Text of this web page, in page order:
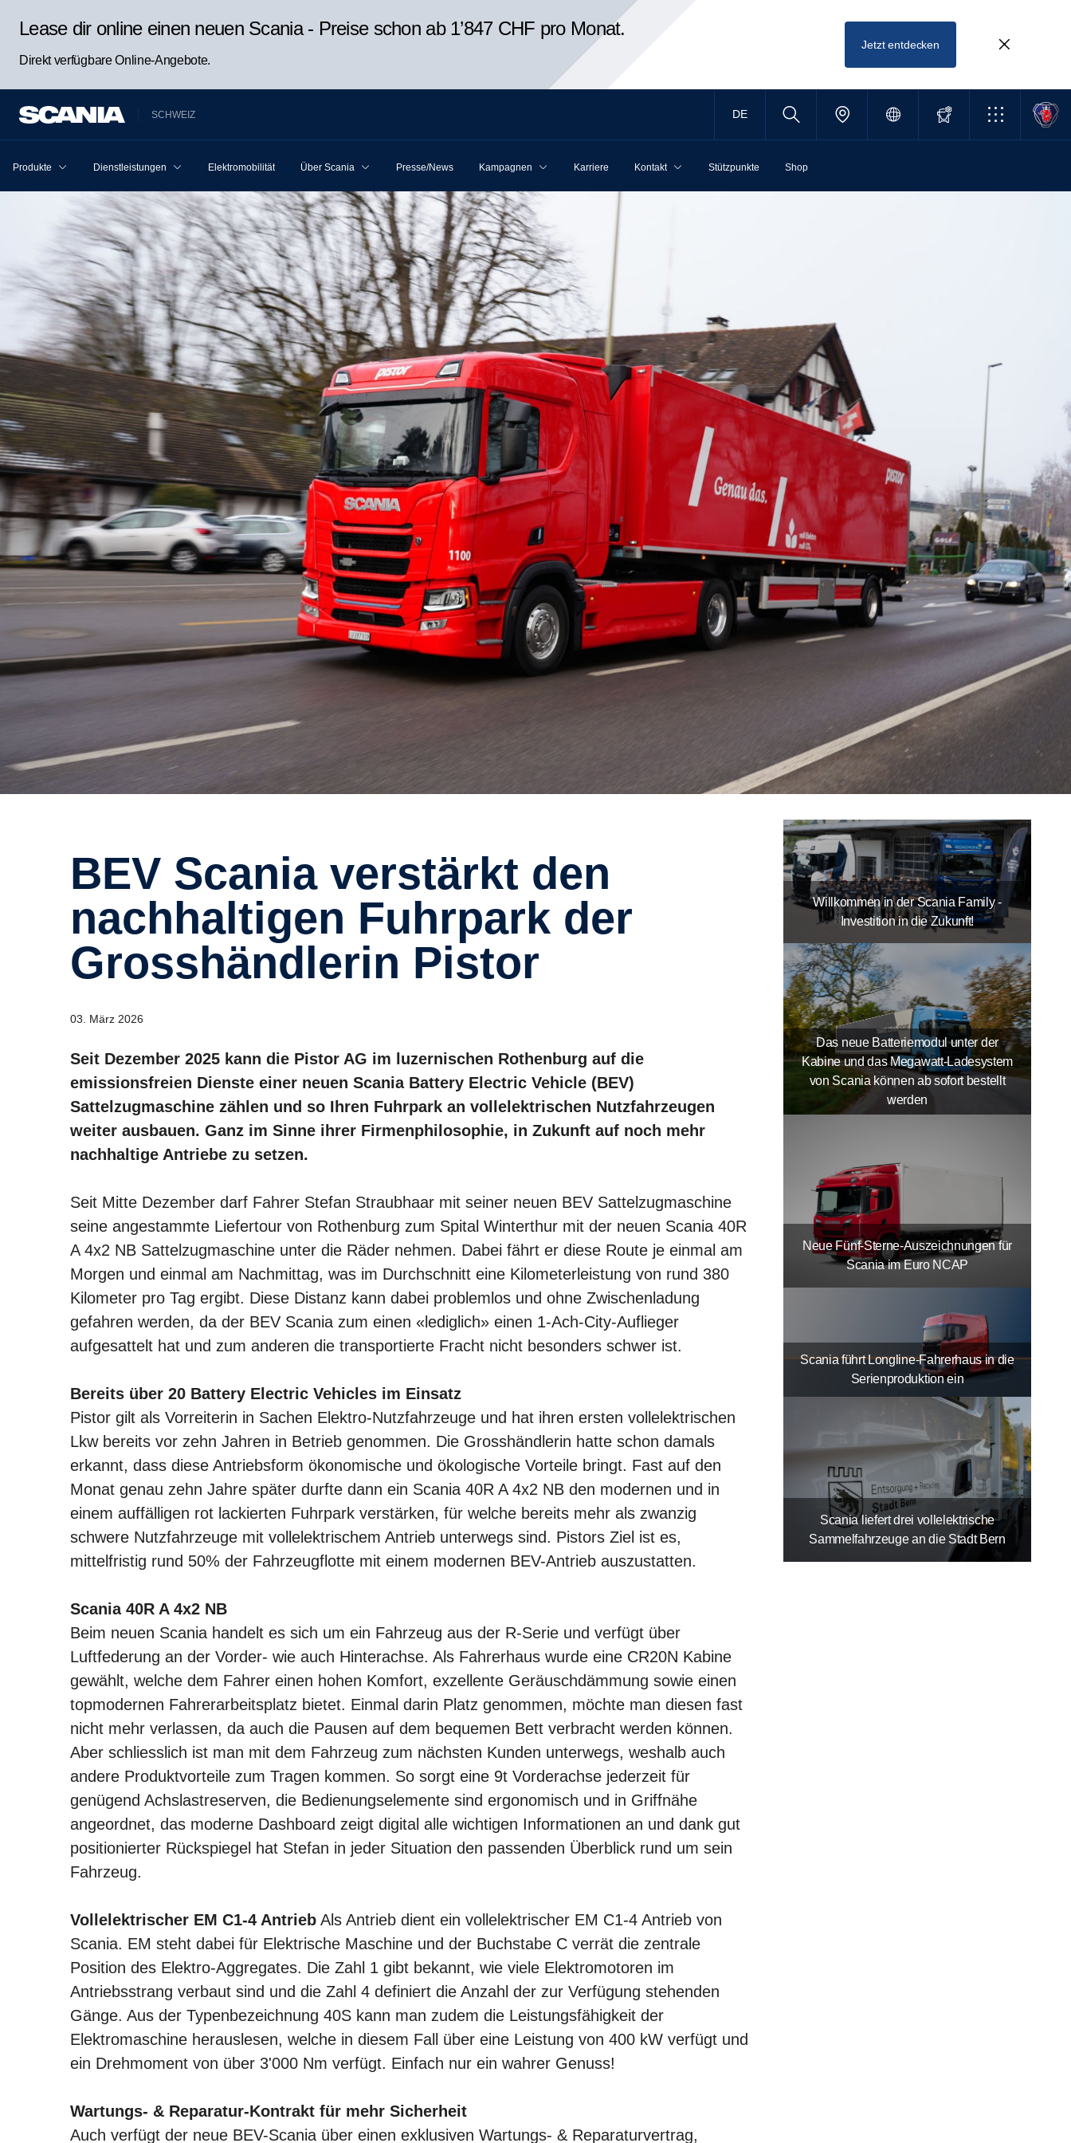
Lease dir online einen neuen Scania - Preise schon ab 1’847 CHF pro Monat.
Direkt verfügbare Online-Angebote.
Jetzt entdecken
SCHWEIZ DE
Produkte Dienstleistungen Elektromobilität Über Scania Presse/News Kampagnen Karriere Kontakt Stützpunkte Shop
BEV Scania verstärkt den
nachhaltigen Fuhrpark der
Grosshändlerin Pistor
03. März 2026
Seit Dezember 2025 kann die Pistor AG im luzernischen Rothenburg auf die
emissionsfreien Dienste einer neuen Scania Battery Electric Vehicle (BEV)
Sattelzugmaschine zählen und so Ihren Fuhrpark an vollelektrischen Nutzfahrzeugen
weiter ausbauen. Ganz im Sinne ihrer Firmenphilosophie, in Zukunft auf noch mehr
nachhaltige Antriebe zu setzen.
Seit Mitte Dezember darf Fahrer Stefan Straubhaar mit seiner neuen BEV Sattelzugmaschine
seine angestammte Liefertour von Rothenburg zum Spital Winterthur mit der neuen Scania 40R
A 4x2 NB Sattelzugmaschine unter die Räder nehmen. Dabei fährt er diese Route je einmal am
Morgen und einmal am Nachmittag, was im Durchschnitt eine Kilometerleistung von rund 380
Kilometer pro Tag ergibt. Diese Distanz kann dabei problemlos und ohne Zwischenladung
gefahren werden, da der BEV Scania zum einen «lediglich» einen 1-Ach-City-Auflieger
aufgesattelt hat und zum anderen die transportierte Fracht nicht besonders schwer ist.
Bereits über 20 Battery Electric Vehicles im Einsatz
Pistor gilt als Vorreiterin in Sachen Elektro-Nutzfahrzeuge und hat ihren ersten vollelektrischen
Lkw bereits vor zehn Jahren in Betrieb genommen. Die Grosshändlerin hatte schon damals
erkannt, dass diese Antriebsform ökonomische und ökologische Vorteile bringt. Fast auf den
Monat genau zehn Jahre später durfte dann ein Scania 40R A 4x2 NB den modernen und in
einem auffälligen rot lackierten Fuhrpark verstärken, für welche bereits mehr als zwanzig
schwere Nutzfahrzeuge mit vollelektrischem Antrieb unterwegs sind. Pistors Ziel ist es,
mittelfristig rund 50% der Fahrzeugflotte mit einem modernen BEV-Antrieb auszustatten.
Scania 40R A 4x2 NB
Beim neuen Scania handelt es sich um ein Fahrzeug aus der R-Serie und verfügt über
Luftfederung an der Vorder- wie auch Hinterachse. Als Fahrerhaus wurde eine CR20N Kabine
gewählt, welche dem Fahrer einen hohen Komfort, exzellente Geräuschdämmung sowie einen
topmodernen Fahrerarbeitsplatz bietet. Einmal darin Platz genommen, möchte man diesen fast
nicht mehr verlassen, da auch die Pausen auf dem bequemen Bett verbracht werden können.
Aber schliesslich ist man mit dem Fahrzeug zum nächsten Kunden unterwegs, weshalb auch
andere Produktvorteile zum Tragen kommen. So sorgt eine 9t Vorderachse jederzeit für
genügend Achslastreserven, die Bedienungselemente sind ergonomisch und in Griffnähe
angeordnet, das moderne Dashboard zeigt digital alle wichtigen Informationen an und dank gut
positionierter Rückspiegel hat Stefan in jeder Situation den passenden Überblick rund um sein
Fahrzeug.
Vollelektrischer EM C1-4 Antrieb Als Antrieb dient ein vollelektrischer EM C1-4 Antrieb von
Scania. EM steht dabei für Elektrische Maschine und der Buchstabe C verrät die zentrale
Position des Elektro-Aggregates. Die Zahl 1 gibt bekannt, wie viele Elektromotoren im
Antriebsstrang verbaut sind und die Zahl 4 definiert die Anzahl der zur Verfügung stehenden
Gänge. Aus der Typenbezeichnung 40S kann man zudem die Leistungsfähigkeit der
Elektromaschine herauslesen, welche in diesem Fall über eine Leistung von 400 kW verfügt und
ein Drehmoment von über 3'000 Nm verfügt. Einfach nur ein wahrer Genuss!
Wartungs- & Reparatur-Kontrakt für mehr Sicherheit
Auch verfügt der neue BEV-Scania über einen exklusiven Wartungs- & Reparaturvertrag,
Willkommen in der Scania Family -
Investition in die Zukunft!
Das neue Batteriemodul unter der
Kabine und das Megawatt-Ladesystem
von Scania können ab sofort bestellt
werden
Neue Fünf-Sterne-Auszeichnungen für
Scania im Euro NCAP
Scania führt Longline-Fahrerhaus in die
Serienproduktion ein
Scania liefert drei vollelektrische
Sammelfahrzeuge an die Stadt Bern